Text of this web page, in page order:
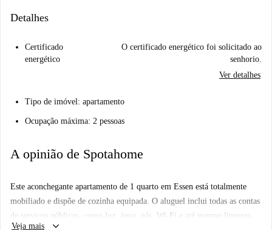
Detalhes
Certificado
energético
O certificado energético foi solicitado ao
senhorio.
Ver detalhes
Tipo de imóvel: apartamento
Ocupação máxima: 2 pessoas
A opinião de Spotahome
Este aconchegante apartamento de 1 quarto em Essen está totalmente
mobiliado e dispõe de cozinha equipada. O aluguel inclui todas as contas
de serviços públicos, como luz, água, gás, Wi-Fi e até mesmo limpeza
Veja mais keyboard_arrow_down